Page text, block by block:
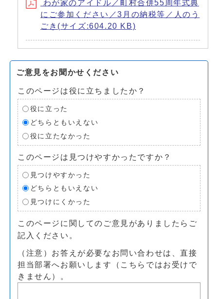
わが家のアイドル／町村合併55周年式典
にご参加ください／3月の納税等／人のう
ごき(サイズ:604.20 KB)
ご意見をお聞かせください
このページは役に立ちましたか？
役に立った
どちらともいえない
役に立たなかった
このページは見つけやすかったですか？
見つけやすかった
どちらともいえない
見つけにくかった
このページに関してのご意見がありましたらご
記入ください。
（注意）お答えが必要なお問い合わせは、直接
担当部署へお願いします（こちらではお受けで
きません）。